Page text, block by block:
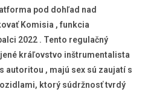
pod dohľad nad
Komisia , funkcia
2022 . Tento regulačný
kráľovstvo inštrumentalista
autoritou , majú sex sú zaujatí s
ktorý súdržnosť tvrdý